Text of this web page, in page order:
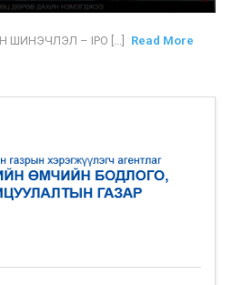
– IPO [...] Read More